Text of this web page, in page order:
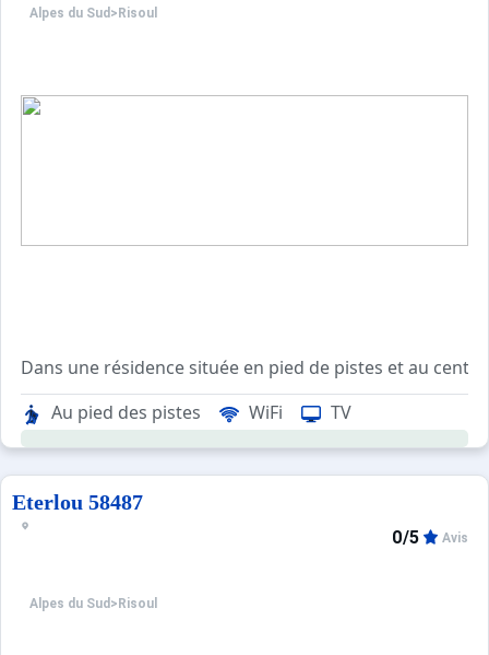
Alpes du Sud > Risoul
Dans une résidence située en pied de pistes et au
Les plus de cet appartement : Exposé sud, proche des
La station dispose d'un parking couvert payant, géré
Ménage sur demande
Au pied des pistes WiFi TV
Eterlou 58487
Alpes du Sud > Risoul
0/5 Avis